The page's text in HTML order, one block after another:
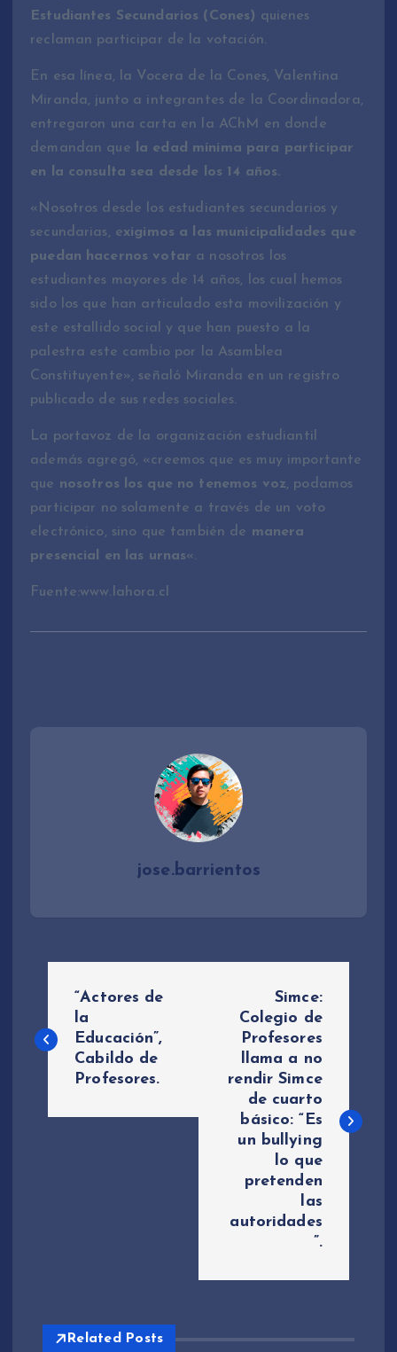
Estudiantes Secundarios (Cones) quienes
reclaman participar de la votación.
En esa línea, la Vocera de la Cones, Valentina
Miranda, junto a integrantes de la Coordinadora,
entregaron una carta en la AChM en donde
demandan que
la edad mínima para participar
en la consulta sea desde los 14 años.
«Nosotros desde los estudiantes secundarios y
secundarias, exigimos a las municipalidades que
puedan hacernos votar a nosotros los
estudiantes mayores de 14 años, los cual hemos
sido los que han articulado esta movilización y
este estallido social y que han puesto a la
palestra este cambio por la Asamblea
Constituyente», señaló Miranda en un registro
publicado de sus redes sociales.
La portavoz de la organización estudiantil
además agregó, «creemos que es muy importante
que nosotros los que no tenemos voz, podamos
participar no solamente a través de un voto
electrónico, sino que también de manera
presencial en las urnas«.
Fuente:www.lahora.cl
jose.barrientos
a
e
ó
“Actores de
la
Educación”,
Cabildo de
Profesores.
Simce:
Colegio de
Profesores
llama a no
rendir Simce
de cuarto
básico: “Es
un bullying
lo que
pretenden
las
autoridades
”.
Related Posts